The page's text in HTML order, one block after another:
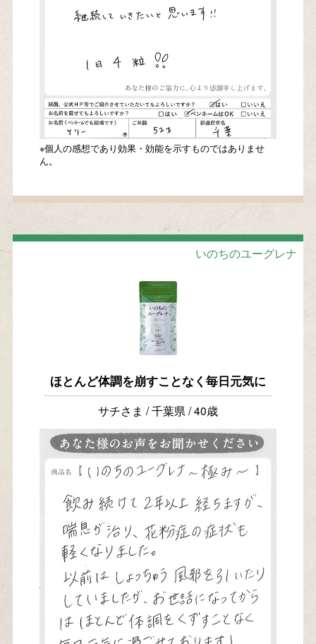
※個人の感想であり効果・効能を示すものではありませ
ん。
いのちのユーグレナ
ほとんど体調を崩すことなく毎日元気に
サチさま / 千葉県 / 40歳